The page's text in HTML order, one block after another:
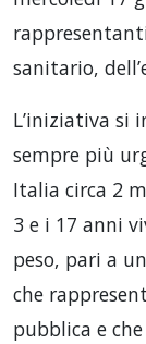
sanitario,
L’iniziativa si
sempre più
Italia circa 2
3 e i 17 anni
peso, pari a
che
pubblica e